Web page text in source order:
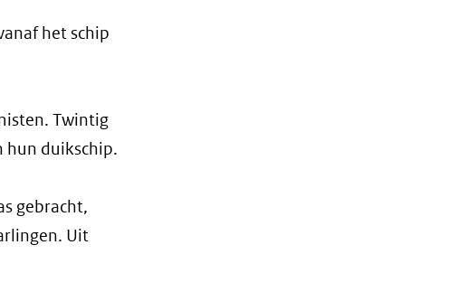
het schip
Twintig
hun duikschip.
gebracht,
Uit